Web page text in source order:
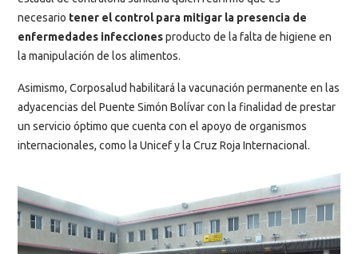
necesario tener el control para mitigar la presencia de
enfermedades infeccionesproducto de la falta de higiene en
la manipulación de los alimentos.
Asimismo, Corposalud habilitará la vacunación permanente en las
adyacencias del Puente Simón Bolívar con la finalidad de prestar
un servicio óptimo que cuenta con el apoyo de organismos
internacionales, como la Unicef y la Cruz Roja Internacional.